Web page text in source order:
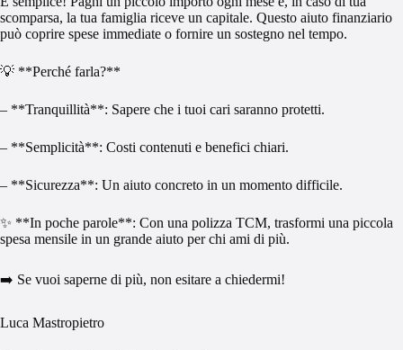
scomparsa, la tua famiglia riceve un capitale. Questo aiuto finanziario
può coprire spese immediate o fornire un sostegno nel tempo.
💡 **Perché farla?**
– **Tranquillità**: Sapere che i tuoi cari saranno protetti.
– **Semplicità**: Costi contenuti e benefici chiari.
– **Sicurezza**: Un aiuto concreto in un momento difficile.
✨ **In poche parole**: Con una polizza TCM, trasformi una piccola
spesa mensile in un grande aiuto per chi ami di più.
➡️ Se vuoi saperne di più, non esitare a chiedermi!
Luca Mastropietro